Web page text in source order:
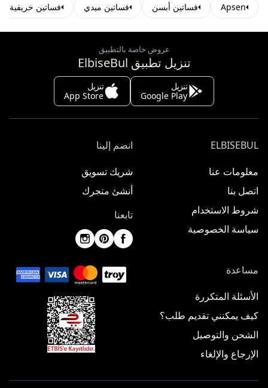
Apsen فساتين أبسن فساتين ميدي فساتين خريفية
عروض خاصة بالتطبيق
تنزيل تطبيق ElbiseBul
تنزيل
Google Play
تنزيل
App Store
ELBISEBUL
معلومات عنا
اتصل بنا
شروط الاستخدام
سياسة الخصوصية
انضم إلينا
شريك تسويق
أنشئ متجرك
تابعنا
مساعدة
الأسئلة المتكررة
كيف يمكنني تقديم طلب؟
الشحن والتوصيل
الإرجاع والإلغاء